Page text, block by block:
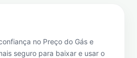
no Preço do Gás e
seguro para baixar e usar o